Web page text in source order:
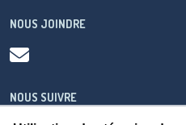
NOUS JOINDRE
NOUS SUIVRE